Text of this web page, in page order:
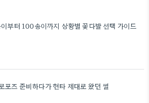
부터 100송이까지 상황별 꽃다발 선택 가이드
포즈 준비하다가 현타 제대로 왔던 썰